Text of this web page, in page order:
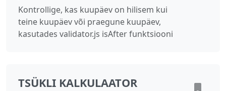
Kontrollige, kas kuupäev on hilisem kui
teine kuupäev või praegune kuupäev,
kasutades validator.js isAfter funktsiooni
TSÜKLI KALKULAATOR